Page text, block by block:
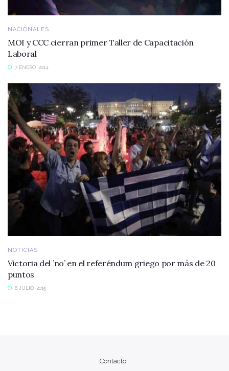
NACIONALES
MOI y CCC cierran primer Taller de Capacitación
Laboral
7 ENERO, 2014
NOTICIAS
Victoria del ’no’ en el referéndum griego por más de 20
puntos
6 JULIO, 2015
Contacto